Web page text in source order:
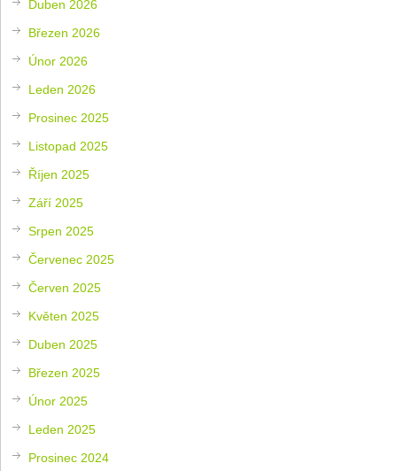
Duben 2026
Březen 2026
Únor 2026
Leden 2026
Prosinec 2025
Listopad 2025
Říjen 2025
Září 2025
Srpen 2025
Červenec 2025
Červen 2025
Květen 2025
Duben 2025
Březen 2025
Únor 2025
Leden 2025
Prosinec 2024